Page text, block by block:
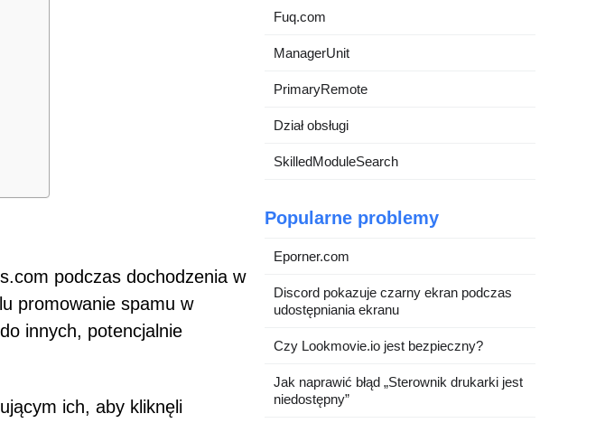
podczas dochodzenia w
promowanie spamu w
innych, potencjalnie
ich, aby kliknęli
Fuq.com
ManagerUnit
PrimaryRemote
Dział obsługi
SkilledModuleSearch
Popularne problemy
Eporner.com
Discord pokazuje czarny ekran podczas
udostępniania ekranu
Czy Lookmovie.io jest bezpieczny?
Jak naprawić błąd „Sterownik drukarki jest
niedostępny”